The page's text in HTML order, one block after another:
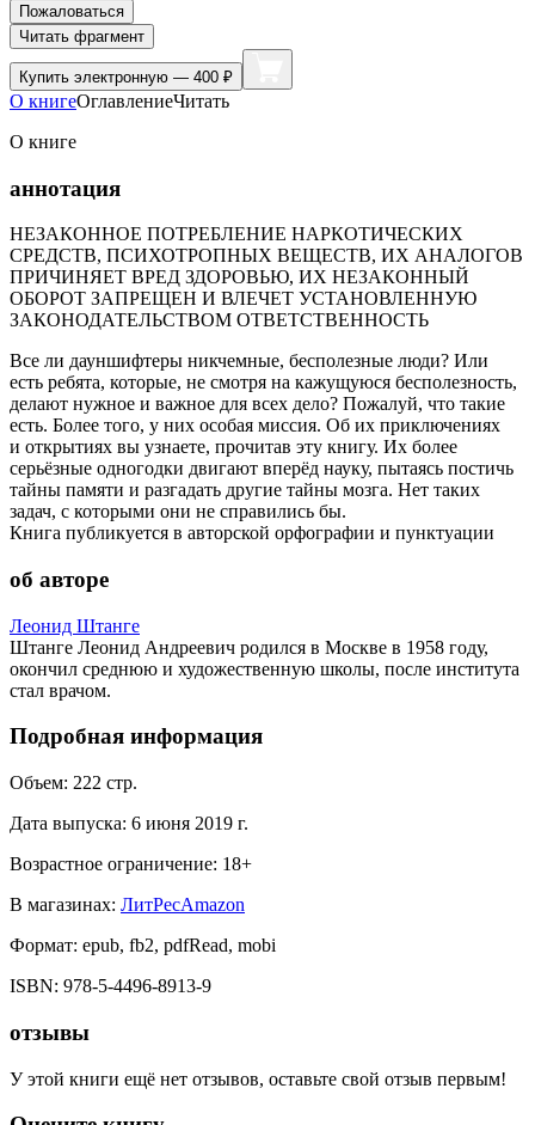
Пожаловаться
Читать фрагмент
Купить электронную — 400 ₽
О книгеОглавлениеЧитать
О книге
аннотация
НЕЗАКОННОЕ ПОТРЕБЛЕНИЕ НАРКОТИЧЕСКИХ
СРЕДСТВ, ПСИХОТРОПНЫХ ВЕЩЕСТВ, ИХ АНАЛОГОВ
ПРИЧИНЯЕТ ВРЕД ЗДОРОВЬЮ, ИХ НЕЗАКОННЫЙ
ОБОРОТ ЗАПРЕЩЕН И ВЛЕЧЕТ УСТАНОВЛЕННУЮ
ЗАКОНОДАТЕЛЬСТВОМ ОТВЕТСТВЕННОСТЬ
Все ли дауншифтеры никчемные, бесполезные люди? Или
есть ребята, которые, не смотря на кажущуюся бесполезность,
делают нужное и важное для всех дело? Пожалуй, что такие
есть. Более того, у них особая миссия. Об их приключениях
и открытиях вы узнаете, прочитав эту книгу. Их более
серьёзные одногодки двигают вперёд науку, пытаясь постичь
тайны памяти и разгадать другие тайны мозга. Нет таких
задач, с которыми они не справились бы.
Книга публикуется в авторской орфографии и пунктуации
об авторе
Леонид Штанге
Штанге Леонид Андреевич родился в Москве в 1958 году,
окончил среднюю и художественную школы, после института
стал врачом.
Подробная информация
Объем: 222 стр.
Дата выпуска: 6 июня 2019 г.
Возрастное ограничение: 18+
В магазинах: ЛитРесAmazon
Формат: epub, fb2, pdfRead, mobi
ISBN: 978-5-4496-8913-9
отзывы
У этой книги ещё нет отзывов, оставьте свой отзыв первым!